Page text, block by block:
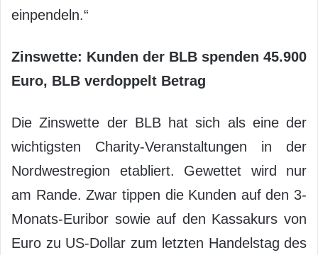
einpendeln.“
Zinswette: Kunden der BLB spenden 45.900
Euro, BLB verdoppelt Betrag
Die Zinswette der BLB hat sich als eine der
wichtigsten Charity-Veranstaltungen in der
Nordwestregion etabliert. Gewettet wird nur
am Rande. Zwar tippen die Kunden auf den 3-
Monats-Euribor sowie auf den Kassakurs von
Euro zu US-Dollar zum letzten Handelstag des